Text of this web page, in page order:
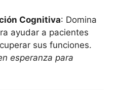
Cognitiva: Domina
ayudar a pacientes
sus funciones.
esperanza para